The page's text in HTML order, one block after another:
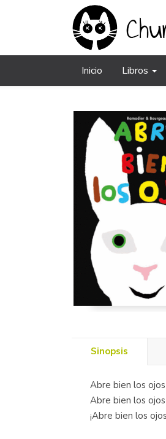
Inicio Libros
Sinopsis
Abre bien los
Abre bien los
¡Abre bien los